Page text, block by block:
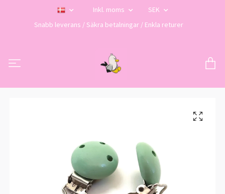
Inkl. moms
SEK
Snabb leverans / Säkra betalningar / Enkla returer